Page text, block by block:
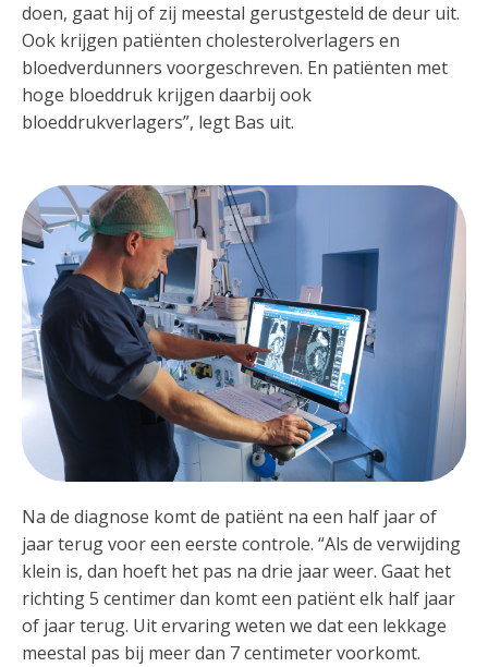
doen, gaat hij of zij meestal gerustgesteld de deur uit.
Ook krijgen patiënten cholesterolverlagers en
bloedverdunners voorgeschreven. En patiënten met
hoge bloeddruk krijgen daarbij ook
bloeddrukverlagers”, legt Bas uit.
Na de diagnose komt de patiënt na een half jaar of
jaar terug voor een eerste controle. “Als de verwijding
klein is, dan hoeft het pas na drie jaar weer. Gaat het
richting 5 centimer dan komt een patiënt elk half jaar
of jaar terug. Uit ervaring weten we dat een lekkage
meestal pas bij meer dan 7 centimeter voorkomt.